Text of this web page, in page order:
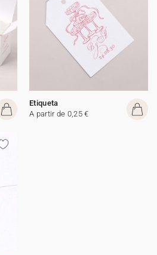
Etiqueta
A partir de 0,25 €